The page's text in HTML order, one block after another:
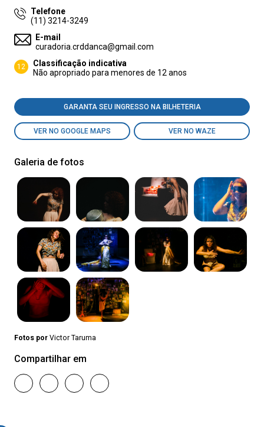
Telefone
(11) 3214-3249
E-mail
curadoria.crddanca@gmail.com
12
Classificação indicativa
Não apropriado para menores de 12 anos
GARANTA SEU INGRESSO NA BILHETERIA
VER NO GOOGLE MAPS VER NO WAZE
Galeria de fotos
Fotos por Victor Taruma
Compartilhar em